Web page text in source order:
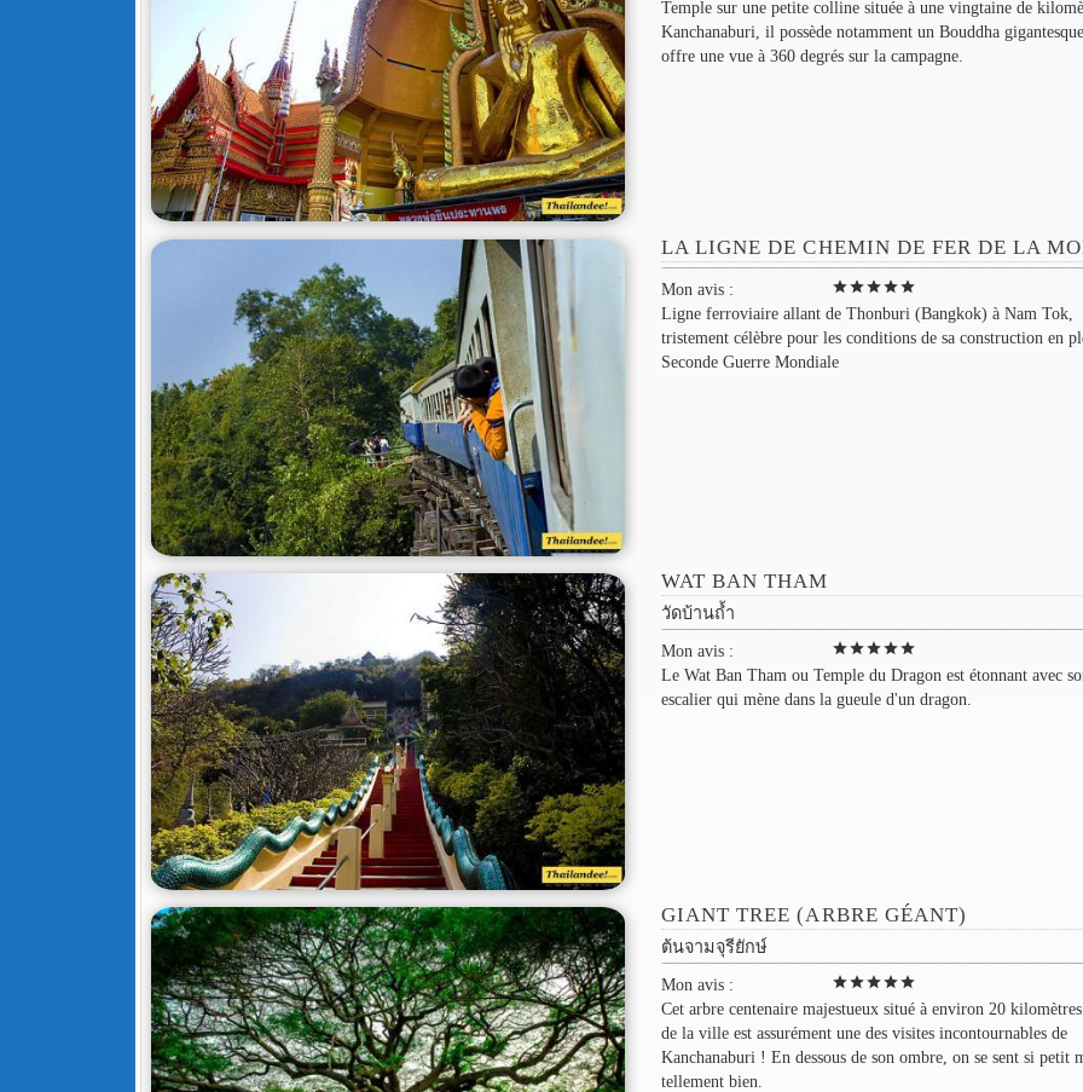
Temple sur une petite colline située à une vingtaine de
Kanchanaburi, il possède notamment un Bouddha
offre une vue à 360 degrés sur la campagne.
LA LIGNE DE CHEMIN DE FER DE LA
Mon avis : starstarstarstarstar
Ligne ferroviaire allant de Thonburi (Bangkok) à Nam Tok,
tristement célèbre pour les conditions de sa construction en
Seconde Guerre Mondiale
WAT BAN THAM
วัดบ้านถ้ำ
Mon avis :
starstarstarstarstar
Le Wat Ban Tham ou Temple du Dragon est étonnant avec
escalier qui mène dans la gueule d'un dragon.
GIANT TREE (ARBRE GÉANT)
ต้นจามจุรียักษ์
Mon avis :
starstarstarstarstar
Cet arbre centenaire majestueux situé à environ 20
de la ville est assurément une des visites incontournables de
Kanchanaburi ! En dessous de son ombre, on se sent si petit
tellement bien.